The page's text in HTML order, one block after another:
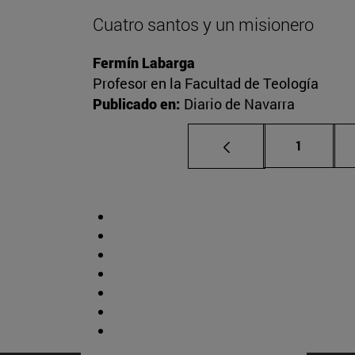
Cuatro santos y un misionero
Fermín Labarga
Profesor en la Facultad de Teología
Publicado en: Diario de Navarra
Página
1